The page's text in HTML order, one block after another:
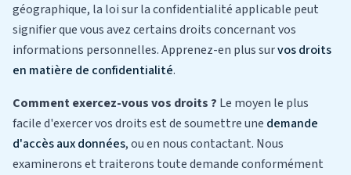
géographique, la loi sur la confidentialité applicable peut
signifier que vous avez certains droits concernant vos
informations personnelles. Apprenez-en plus survos droits
en matière de confidentialité.
Comment exercez-vous vos droits ? Le moyen le plus
facile d'exercer vos droits est de soumettre une demande
d'accès aux données, ou en nous contactant. Nous
examinerons et traiterons toute demande conformément